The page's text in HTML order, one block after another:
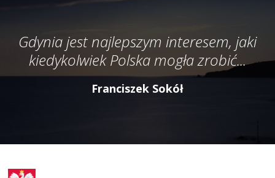
Gdynia jest najlepszym interesem, jaki
kiedykolwiek Polska mogła zrobić...
Franciszek Sokół